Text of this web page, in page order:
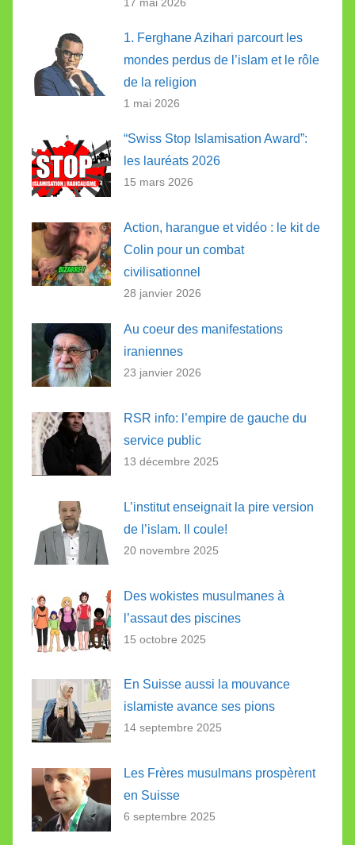
1. Ferghane Azihari parcourt les
mondes perdus de l’islam et le rôle
de la religion
1 mai 2026
“Swiss Stop Islamisation Award”:
les lauréats 2026
15 mars 2026
Action, harangue et vidéo : le kit de
Colin pour un combat
civilisationnel
28 janvier 2026
Au coeur des manifestations
iraniennes
23 janvier 2026
RSR info: l’empire de gauche du
service public
13 décembre 2025
L’institut enseignait la pire version
de l’islam. Il coule!
20 novembre 2025
Des wokistes musulmanes à
l’assaut des piscines
15 octobre 2025
En Suisse aussi la mouvance
islamiste avance ses pions
14 septembre 2025
Les Frères musulmans prospèrent
en Suisse
6 septembre 2025